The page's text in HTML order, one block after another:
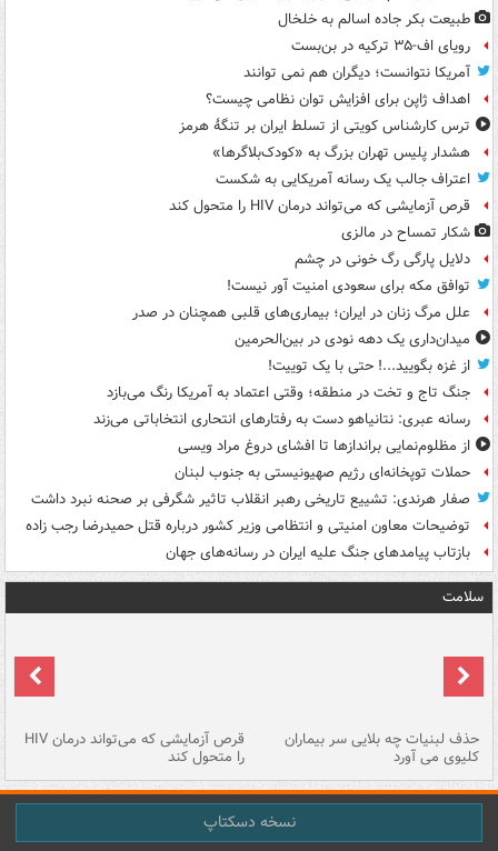
طبیعت بکر جاده اسالم به خلخال
رویای اف-۳۵ ترکیه در بن‌بست
آمریکا نتوانست؛ دیگران هم نمی توانند
اهداف ژاپن برای افزایش توان نظامی چیست؟
ترس کارشناس کویتی از تسلط ایران بر تنگۀ هرمز
هشدار پلیس تهران بزرگ به «کودک‌بلاگرها»
اعتراف جالب یک رسانه آمریکایی به شکست
قرص آزمایشی که می‌تواند درمان HIV را متحول کند
شکار تمساح در مالزی
دلایل پارگی رگ خونی در چشم
توافق مکه برای سعودی امنیت آور نیست!
علل مرگ زنان در ایران؛ بیماری‌های قلبی همچنان در صدر
میدان‌داری یک دهه نودی در بین‌الحرمین
از غزه بگویید...! حتی با یک توییت!
جنگ تاج و تخت در منطقه؛ وقتی اعتماد به آمریکا رنگ می‌بازد
رسانه عبری: نتانیاهو دست به رفتارهای انتحاری انتخاباتی می‌زند
از مظلوم‌نمایی براندازها تا افشای دروغ مراد ویسی
حملات توپخانه‌ای رژیم صهیونیستی به جنوب لبنان
صفار هرندی: تشییع تاریخی رهبر انقلاب تاثیر شگرفی بر صحنه نبرد داشت
توضیحات معاون امنیتی و انتظامی وزیر کشور درباره قتل حمیدرضا رجب زاده
بازتاب پیامدهای جنگ علیه ایران در رسانه‌های جهان
سلامت
حذف لبنیات چه بلایی سر بیماران
کلیوی می آورد
قرص آزمایشی که می‌تواند درمان HIV
را متحول کند
نسخه دسکتاپ